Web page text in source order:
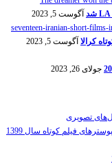
آگوست 5, 2023
کرالا آگوست 5, 2023
جولای 26, 2023
تصویری
فیلم کوتاه سال 1399